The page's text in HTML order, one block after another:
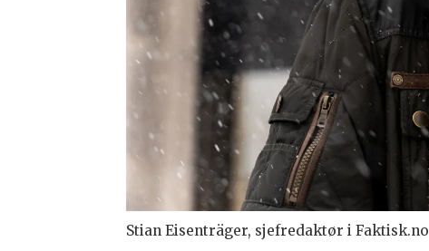
Stian Eisenträger, sjefredaktør i Faktisk.no